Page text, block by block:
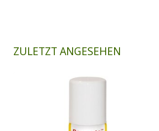
ZULETZT ANGESEHEN